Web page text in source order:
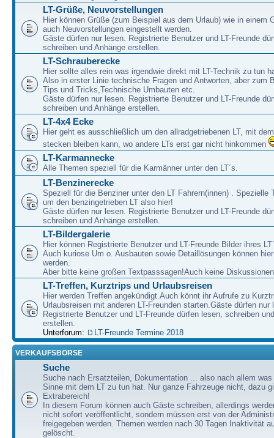
LT-Grüße, Neuvorstellungen
Hier können Grüße (zum Beispiel aus dem Urlaub) wie in einem
auch Neuvorstellungen eingestellt werden.
Gäste dürfen nur lesen. Registrierte Benutzer und LT-Freunde
schreiben und Anhänge erstellen.
LT-Schrauberecke
Hier sollte alles rein was irgendwie direkt mit LT-Technik zu tun
Also in erster Linie technische Fragen und Antworten, aber zum
Tips und Tricks,Technische Umbauten etc.
Gäste dürfen nur lesen. Registrierte Benutzer und LT-Freunde
schreiben und Anhänge erstellen.
LT-4x4 Ecke
Hier geht es ausschließlich um den allradgetriebenen LT, mit
stecken bleiben kann, wo andere LTs erst gar nicht hinkommen
LT-Karmannecke
Alle Themen speziell für die Karmänner unter den LT´s.
LT-Benzinerecke
Speziell für die Benziner unter den LT Fahrern(innen) . Spezielle
um den benzingetrieben LT also hier!
Gäste dürfen nur lesen. Registrierte Benutzer und LT-Freunde
schreiben und Anhänge erstellen.
LT-Bildergalerie
Hier können Registrierte Benutzer und LT-Freunde Bilder ihres
Auch kuriose Um o. Ausbauten sowie Detaillösungen können
werden.
Aber bitte keine großen Textpasssagen!Auch keine
LT-Treffen, Kurztrips und Urlaubsreisen
Hier werden Treffen angekündigt.Auch könnt ihr Aufrufe zu
Urlaubsreisen mit anderen LT-Freunden starten.Gäste dürfen nur
Registrierte Benutzer und LT-Freunde dürfen lesen, schreiben
erstellen.
Unterforum:
LT-Freunde Termine 2018
VERKAUFSBÖRSE
Suche
Suche nach Ersatzteilen, Dokumentation ... also nach allem
Sinne mit dem LT zu tun hat. Nur ganze Fahrzeuge nicht, dazu
Extrabereich!
In diesem Forum können auch Gäste schreiben, allerdings
nicht sofort veröffentlicht, sondern müssen erst von der
freigegeben werden. Themen werden nach 30 Tagen Inaktivität
gelöscht.